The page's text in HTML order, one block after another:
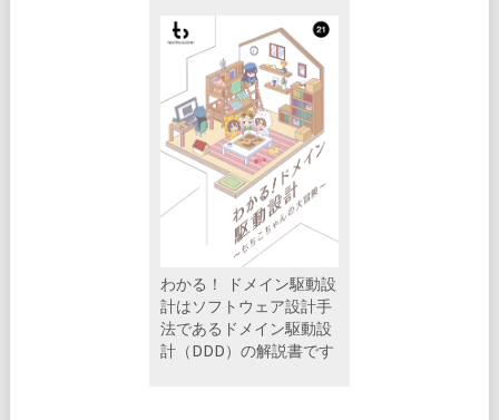
わかる！ ドメイン駆動設
計はソフトウェア設計手
法であるドメイン駆動設
計（DDD）の解説書です